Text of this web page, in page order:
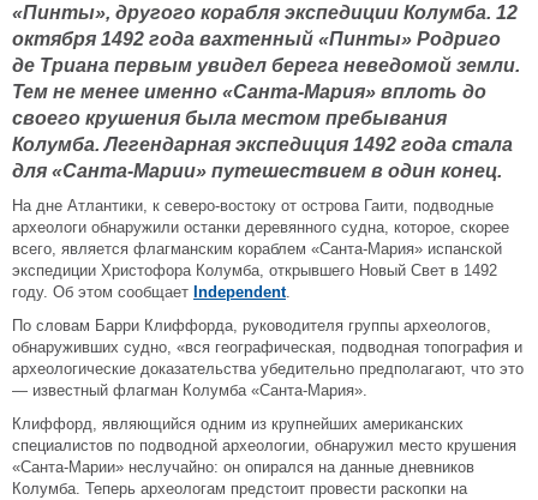
«Пинты», другого корабля экспедиции Колумба. 12
октября 1492 года вахтенный «Пинты» Родриго
де Триана первым увидел берега неведомой земли.
Тем не менее именно «Санта-Мария» вплоть до
своего крушения была местом пребывания
Колумба. Легендарная экспедиция 1492 года стала
для «Санта-Марии» путешествием в один конец.
На дне Атлантики, к северо-востоку от острова Гаити, подводные
археологи обнаружили останки деревянного судна, которое, скорее
всего, является флагманским кораблем «Санта-Мария» испанской
экспедиции Христофора Колумба, открывшего Новый Свет в 1492
году. Об этом сообщает Independent.
По словам Барри Клиффорда, руководителя группы археологов,
обнаруживших судно, «вся географическая, подводная топография и
археологические доказательства убедительно предполагают, что это
— известный флагман Колумба «Санта-Мария».
Клиффорд, являющийся одним из крупнейших американских
специалистов по подводной археологии, обнаружил место крушения
«Санта-Марии» неслучайно: он опирался на данные дневников
Колумба. Теперь археологам предстоит провести раскопки на